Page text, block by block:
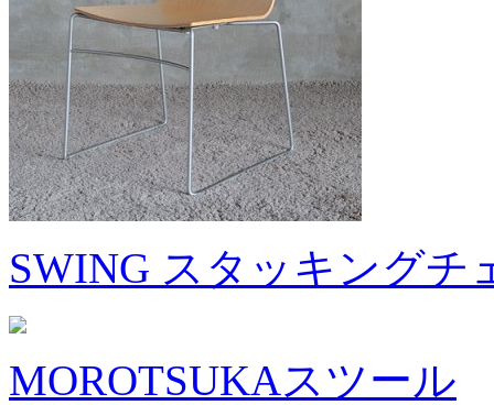
SWING スタッキングチ
MOROTSUKAスツール